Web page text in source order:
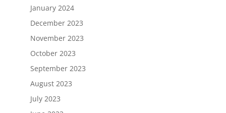
January 2024
December 2023
November 2023
October 2023
September 2023
August 2023
July 2023